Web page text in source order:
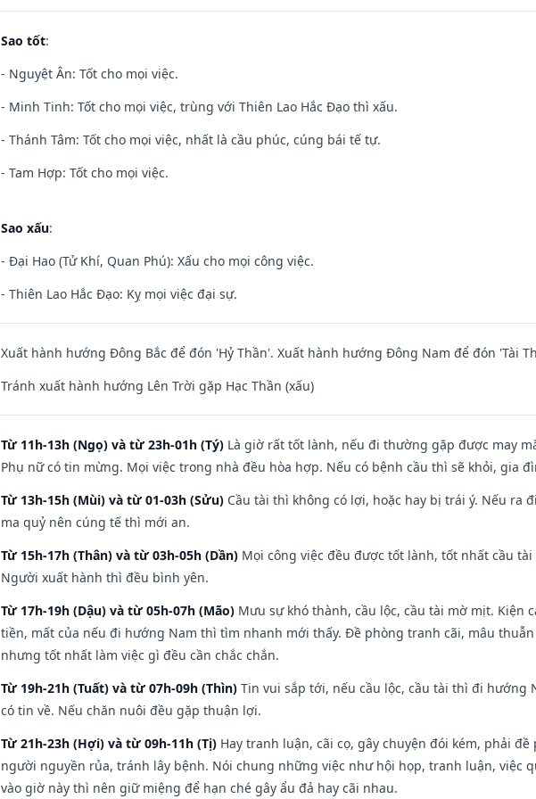
Sao tốt:
- Nguyệt Ân: Tốt cho mọi việc.
- Minh Tinh: Tốt cho mọi việc, trùng với Thiên Lao Hắc Đạo thì xấu.
- Thánh Tâm: Tốt cho mọi việc, nhất là cầu phúc, cúng bái tế tự.
- Tam Hợp: Tốt cho mọi việc.
Sao xấu:
- Đại Hao (Tử Khí, Quan Phú): Xấu cho mọi công việc.
- Thiên Lao Hắc Đạo: Kỵ mọi việc đại sự.
Xuất hành hướng Đông Bắc để đón 'Hỷ Thần'. Xuất hành hướng Đông Nam để đón 'Tài
Tránh xuất hành hướng Lên Trời gặp Hạc Thần (xấu)
Từ 11h-13h (Ngọ) và từ 23h-01h (Tý) Là giờ rất tốt lành, nếu đi thường gặp được may
Phụ nữ có tin mừng. Mọi việc trong nhà đều hòa hợp. Nếu có bệnh cầu thì sẽ khỏi, gia
Từ 13h-15h (Mùi) và từ 01-03h (Sửu) Cầu tài thì không có lợi, hoặc hay bị trái ý. Nếu
ma quỷ nên cúng tế thì mới an.
Từ 15h-17h (Thân) và từ 03h-05h (Dần) Mọi công việc đều được tốt lành, tốt nhất cầu
Người xuất hành thì đều bình yên.
Từ 17h-19h (Dậu) và từ 05h-07h (Mão) Mưu sự khó thành, cầu lộc, cầu tài mờ mịt. Kiện
tiền, mất của nếu đi hướng Nam thì tìm nhanh mới thấy. Đề phòng tranh cãi, mâu
nhưng tốt nhất làm việc gì đều cần chắc chắn.
Từ 19h-21h (Tuất) và từ 07h-09h (Thìn) Tin vui sắp tới, nếu cầu lộc, cầu tài thì đi hướng
có tin về. Nếu chăn nuôi đều gặp thuận lợi.
Từ 21h-23h (Hợi) và từ 09h-11h (Tị) Hay tranh luận, cãi cọ, gây chuyện đói kém, phải
người nguyền rủa, tránh lây bệnh. Nói chung những việc như hội họp, tranh luận, việc
vào giờ này thì nên giữ miệng để hạn ché gây ẩu đả hay cãi nhau.